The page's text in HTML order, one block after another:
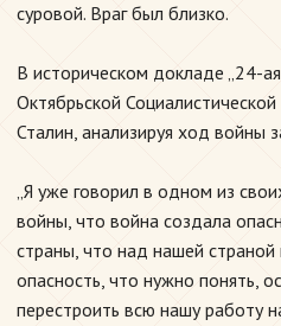
суровой. Враг был близко.
В историческом докладе „24-
Октябрьской
Сталин, анализируя ход войны
„Я уже говорил в одном из
войны, что война создала
страны, что над нашей страной
опасность, что нужно понять,
перестроить всю нашу работу